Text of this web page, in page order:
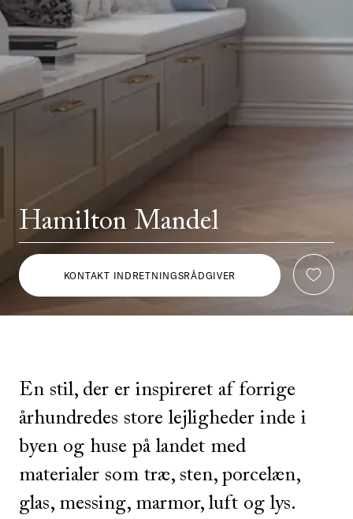
Hamilton Mandel
KONTAKT INDRETNINGSRÅDGIVER
En stil, der er inspireret af forrige
århundredes store lejligheder inde i
byen og huse på landet med
materialer som træ, sten, porcelæn,
glas, messing, marmor, luft og lys.